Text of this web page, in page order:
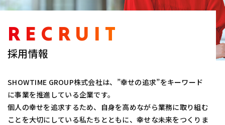
RECRUIT
採用情報
SHOWTIME GROUP株式会社は、”幸せの追求”をキーワード
に事業を推進している企業です。
個人の幸せを追求するため、自身を高めながら業務に取り組む
ことを大切にしている私たちとともに、幸せな未来をつくりま